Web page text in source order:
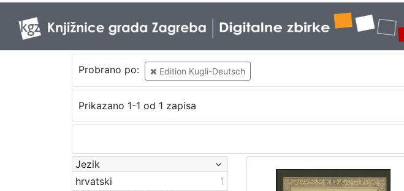
Probrano po: Edition Kugli-Deutsch
Prikazano 1-1 od 1 zapisa
Jezik
hrvatski
1